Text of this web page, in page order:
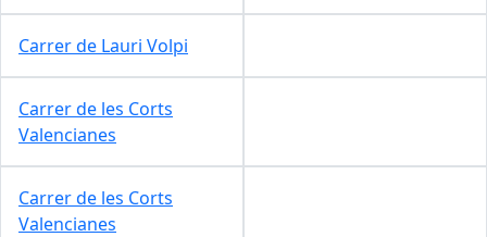
Carrer de Lauri Volpi
Carrer de les Corts
Valencianes
Carrer de les Corts
Valencianes